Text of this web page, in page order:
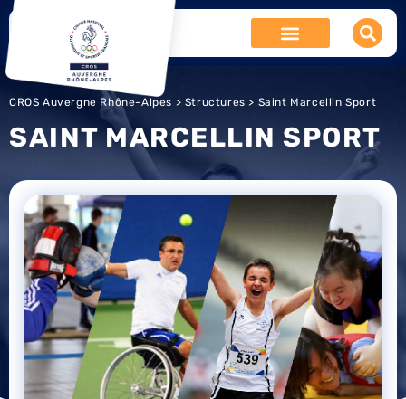
CROS Auvergne Rhône-Alpes > Structures > Saint Marcellin Sport
SAINT MARCELLIN SPORT